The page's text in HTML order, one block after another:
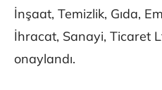
İnşaat, Temizlik, Gıda,
İhracat, Sanayi, Ticaret
onaylandı.